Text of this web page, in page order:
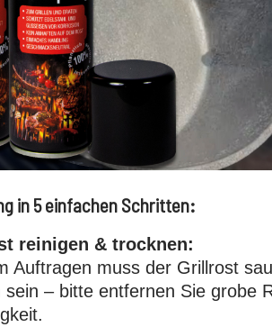
in 5 einfachen Schritten:
reinigen & trocknen:
Auftragen muss der Grillrost
sein – bitte entfernen Sie grobe